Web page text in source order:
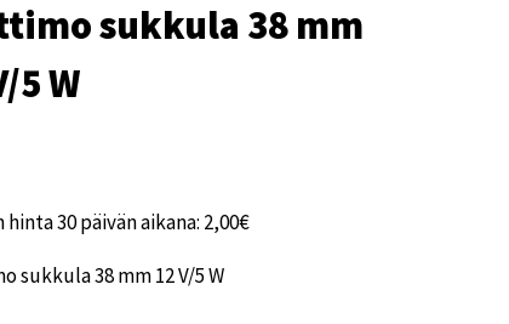
sukkula 38 mm
5 W
hinta 30 päivän aikana: 2,00€
sukkula 38 mm 12 V/5 W